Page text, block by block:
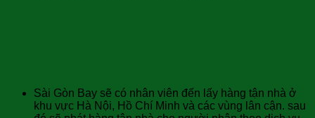
Sài Gòn Bay sẽ có nhân viên đến lấy hàng tận nhà ở
khu vực Hà Nội, Hồ Chí Minh và các vùng lân cận. sau